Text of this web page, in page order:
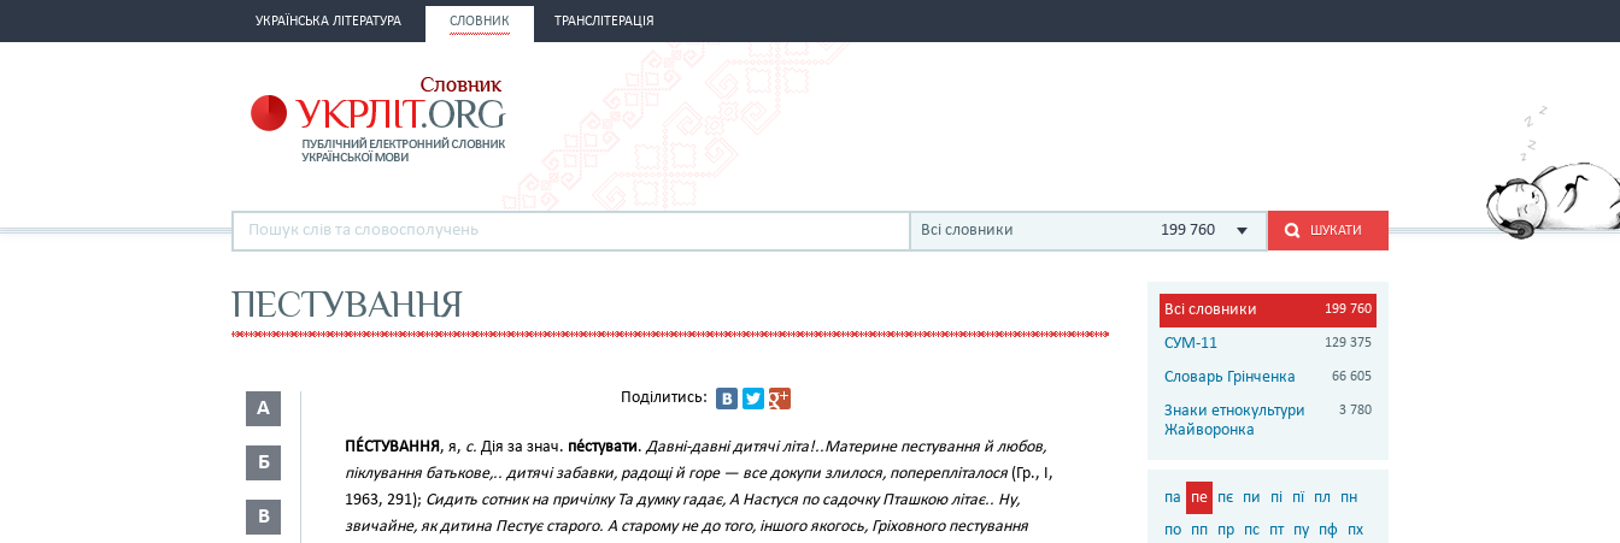
УКРАЇНСЬКА ЛІТЕРАТУРА СЛОВНИК ТРАНСЛІТЕРАЦІЯ
Всі словники 199 760 ШУКАТИ
ПЕСТУВАННЯ
А
Б
В
Поділитись:
ПЕ́СТУВАННЯ, я, с. Дія за знач. пе́стувати.Давні-давні дитячі літа!..Материне пестування й любов,
піклування батькове,.. дитячі забавки, радощі й горе — все докупи злилося, поперепліталося (Гр., І,
1963, 291); Сидить сотник на причілку Та думку гадає, А Настуся по садочку Пташкою літає.. Ну,
звичайне, як дитина Пестує старого. А старому не до того, іншого якогось, Гріховного пестування
Всі словники 199 760
СУМ-11 129 375
Словарь Грінченка 66 605
Знаки етнокультури
Жайворонка
3 780
па пе пє пи пі пї пл
пн
по пп пр пс пт пу пф пх